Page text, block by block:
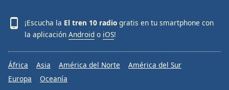
¡Escucha la El tren 10 radio gratis en tu smartphone con
la aplicación Android o iOS!
África Asia América del Norte
América del Sur
Europa
Oceanía